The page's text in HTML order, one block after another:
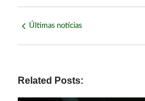
Últimas notícias
Related Posts: